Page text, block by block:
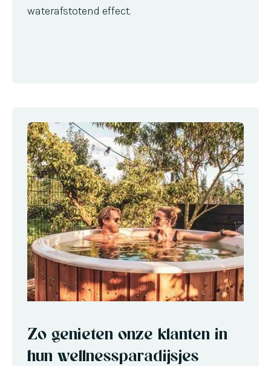
waterafstotend effect.
Zo genieten onze klanten in
hun wellnessparadijsjes